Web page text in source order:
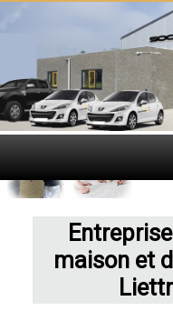
maison et